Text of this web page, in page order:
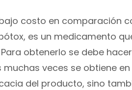
costo en comparación
es un medicamento
obtenerlo se debe
veces se obtiene en
del producto, sino